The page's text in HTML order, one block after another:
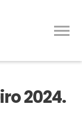
2024.